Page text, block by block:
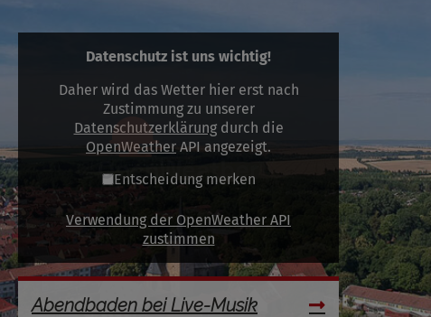
Datenschutz ist uns wichtig!
Daher wird das Wetter hier erst nach
Zustimmung zu unserer
Datenschutzerklärungdurch die
OpenWeather API angezeigt.
Entscheidung merken
Verwendung der OpenWeather API
zustimmen
Abendbaden bei Live-Musik